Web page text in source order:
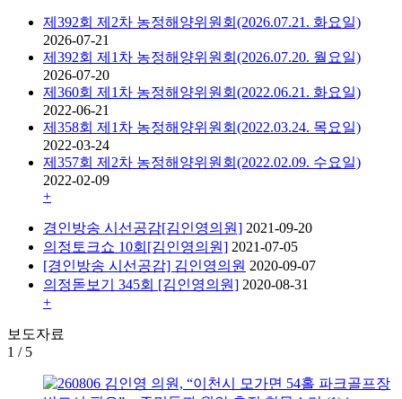
제392회 제2차 농정해양위원회(2026.07.21. 화요일)
2026-07-21
제392회 제1차 농정해양위원회(2026.07.20. 월요일)
2026-07-20
제360회 제1차 농정해양위원회(2022.06.21. 화요일)
2022-06-21
제358회 제1차 농정해양위원회(2022.03.24. 목요일)
2022-03-24
제357회 제2차 농정해양위원회(2022.02.09. 수요일)
2022-02-09
+
경인방송 시선공감[김인영의원] 2021-09-20
의정토크쇼 10회[김인영의원] 2021-07-05
[경인방송 시선공감] 김인영의원 2020-09-07
의정돋보기 345회 [김인영의원] 2020-08-31
+
보도자료
1 / 5